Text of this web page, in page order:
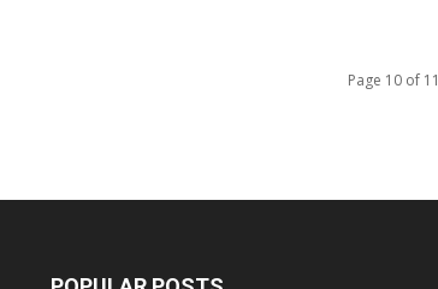
Page 10 of 11